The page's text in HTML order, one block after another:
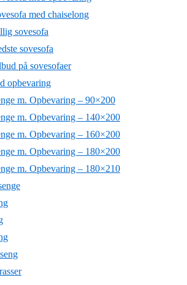
med chaiselong
sovesofa
sovesofa
på sovesofaer
opbevaring
m. Opbevaring – 90×200
m. Opbevaring – 140×200
m. Opbevaring – 160×200
m. Opbevaring – 180×200
m. Opbevaring – 180×210